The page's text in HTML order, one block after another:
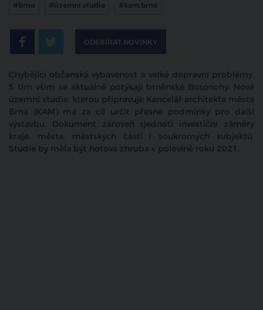
#brno #územní studie #kam brno
ODEBÍRAT NOVINKY
Chybějící občanská vybavenost a velké dopravní problémy.
S tím vším se aktuálně potýkají brněnské Bosonohy. Nová
územní studie, kterou připravuje Kancelář architekta města
Brna (KAM) má za cíl určit přesné podmínky pro další
výstavbu. Dokument zároveň sjednotí investiční záměry
kraje, města, městských částí i soukromých subjektů.
Studie by měla být hotova zhruba v polovině roku 2021.